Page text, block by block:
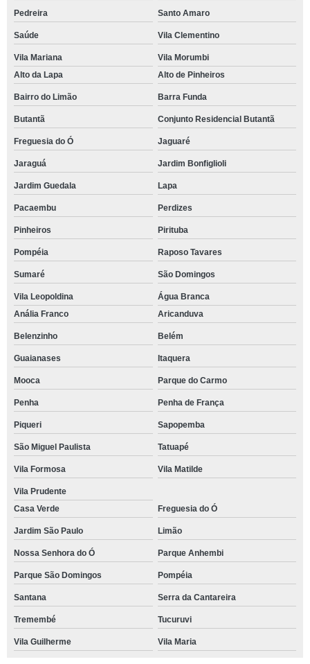
Pedreira Santo Amaro
Saúde Vila Clementino
Vila Mariana
Vila Morumbi
Alto da Lapa
Alto de Pinheiros
Bairro do Limão Barra Funda
Butantã Conjunto Residencial Butantã
Freguesia do Ó Jaguaré
Jaraguá Jardim Bonfiglioli
Jardim Guedala Lapa
Pacaembu Perdizes
Pinheiros Pirituba
Pompéia Raposo Tavares
Sumaré São Domingos
Vila Leopoldina
Água Branca
Anália Franco
Aricanduva
Belenzinho Belém
Guaianases Itaquera
Mooca Parque do Carmo
Penha Penha de França
Piqueri Sapopemba
São Miguel Paulista Tatuapé
Vila Formosa Vila Matilde
Vila Prudente
Casa Verde
Freguesia do Ó
Jardim São Paulo Limão
Nossa Senhora do Ó Parque Anhembi
Parque São Domingos Pompéia
Santana Serra da Cantareira
Tremembé Tucuruvi
Vila Guilherme Vila Maria